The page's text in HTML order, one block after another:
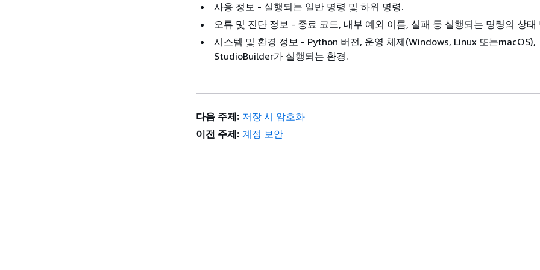
사용 정보 - 실행되는 일반 명령 및 하위 명령.
오류 및 진단 정보 - 종료 코드, 내부 예외 이름, 실패 등 실행되는 명령의 상태
시스템 및 환경 정보 - Python 버전, 운영 체제(Windows, Linux 또는macOS),
StudioBuilder가 실행되는 환경.
다음 주제: 저장 시 암호화
이전 주제: 계정 보안